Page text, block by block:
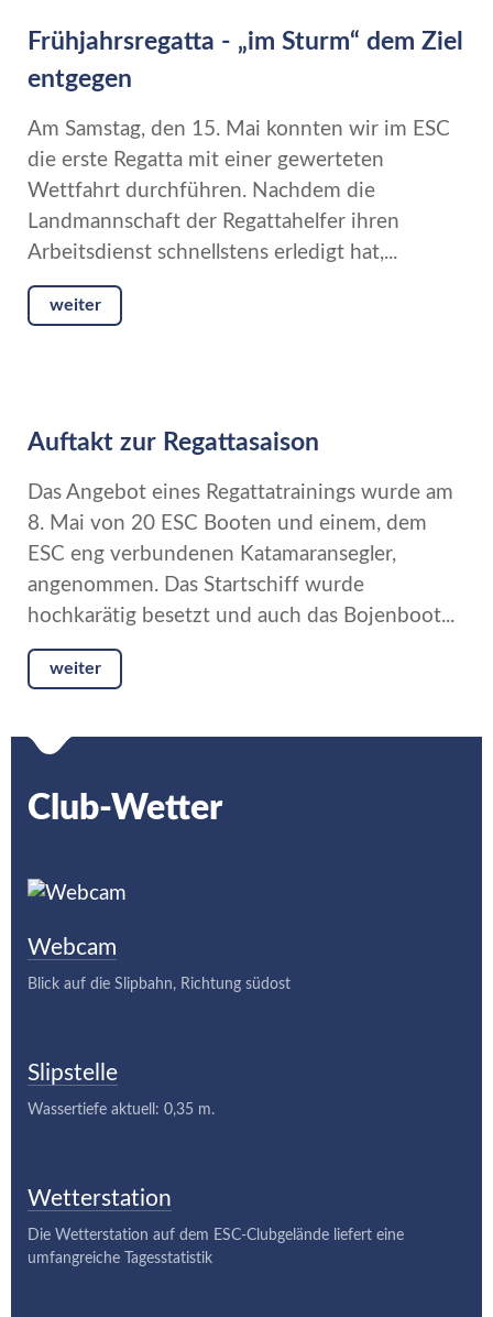
Frühjahrsregatta - „im Sturm“ dem Ziel
entgegen
Am Samstag, den 15. Mai konnten wir im ESC
die erste Regatta mit einer gewerteten
Wettfahrt durchführen. Nachdem die
Landmannschaft der Regattahelfer ihren
Arbeitsdienst schnellstens erledigt hat,...
weiter
Auftakt zur Regattasaison
Das Angebot eines Regattatrainings wurde am
8. Mai von 20 ESC Booten und einem, dem
ESC eng verbundenen Katamaransegler,
angenommen. Das Startschiff wurde
hochkarätig besetzt und auch das Bojenboot...
weiter
Club-Wetter
Webcam
Blick auf die Slipbahn, Richtung südost
Slipstelle
Wassertiefe aktuell: 0,35 m.
Wetterstation
Die Wetterstation auf dem ESC-Clubgelände liefert eine
umfangreiche Tagesstatistik